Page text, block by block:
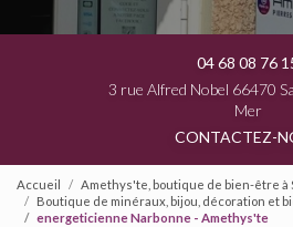
04 68 08 76
3 rue Alfred Nobel 66470
Mer
CONTACTEZ-
Accueil
Amethys'te, boutique de bien-être
Boutique de minéraux, bijou, décoration et
energeticienne Narbonne - Amethys'te